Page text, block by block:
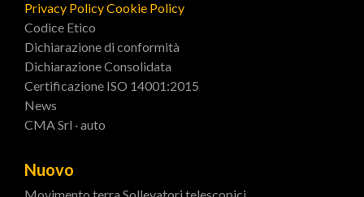
Privacy PolicyCookie Policy
Codice Etico
Dichiarazione di conformità
Dichiarazione Consolidata
Certificazione ISO 14001:2015
News
CMA Srl · auto
Nuovo